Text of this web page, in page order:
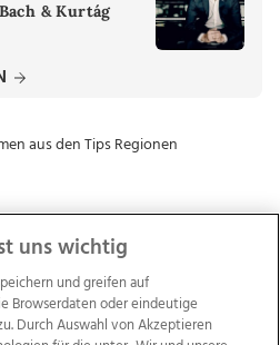
& Kurtág
uns wichtig
und greifen auf
Browserdaten oder eindeutige
Durch Auswahl von Akzeptieren